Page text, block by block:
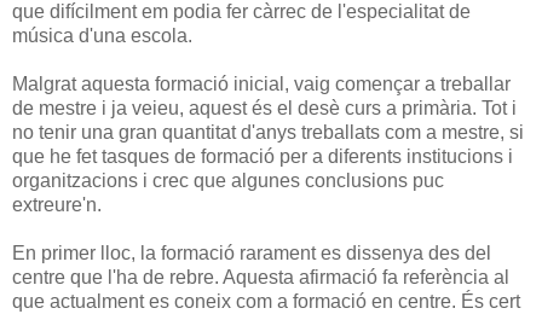
que difícilment em podia fer càrrec de l'especialitat de
música d'una escola.
Malgrat aquesta formació inicial, vaig començar a treballar
de mestre i ja veieu, aquest és el desè curs a primària. Tot i
no tenir una gran quantitat d'anys treballats com a mestre, si
que he fet tasques de formació per a diferents institucions i
organitzacions i crec que algunes conclusions puc
extreure'n.
En primer lloc, la formació rarament es dissenya des del
centre que l'ha de rebre. Aquesta afirmació fa referència al
que actualment es coneix com a formació en centre. És cert